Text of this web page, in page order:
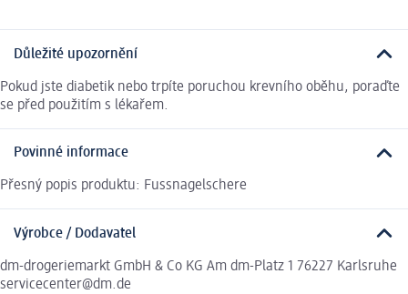
Důležité upozornění
Pokud jste diabetik nebo trpíte poruchou krevního oběhu, poraďte
se před použitím s lékařem.
Povinné informace
Přesný popis produktu: Fussnagelschere
Výrobce / Dodavatel
dm-drogeriemarkt GmbH & Co KG Am dm-Platz 1 76227 Karlsruhe
servicecenter@dm.de